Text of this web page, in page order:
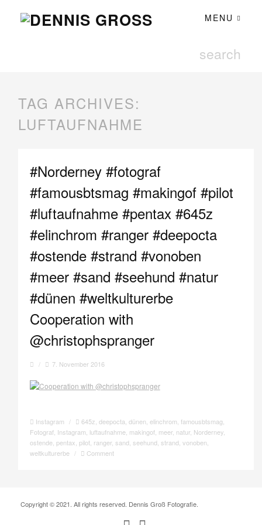
MENU
TAG ARCHIVES:
LUFTAUFNAHME
#Norderney #fotograf
#famousbtsmag #makingof #pilot
#luftaufnahme #pentax #645z
#elinchrom #ranger #deepocta
#ostende #strand #vonoben
#meer #sand #seehund #natur
#dünen #weltkulturerbe
Cooperation with
@christophspranger
/ 7. November 2016
Instagram / 645z deepocta dünen elinchrom famousbtsmag
Fotograf, Instagram luftaufnahme, makingof, meer, natur, Norderney,
ostende, pentax pilot, ranger, sand seehund strand vonoben
weltkulturerbe / Comment
Copyright © 2021. All rights reserved. Dennis Groß Fotografie.